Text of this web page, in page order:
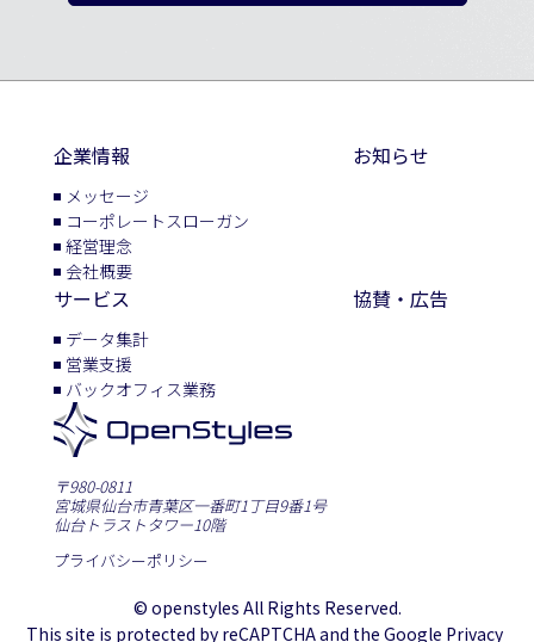
〒980-0811
宮城県仙台市青葉区一番町1丁目9番1号
仙台トラストタワー10階
プライバシーポリシー
企業情報
メッセージ
コーポレートスローガン
経営理念
会社概要
お知らせ
サービス
データ集計
営業支援
バックオフィス業務
協賛・広告
© openstyles All Rights Reserved.
This site is protected by reCAPTCHA and the Google Privacy